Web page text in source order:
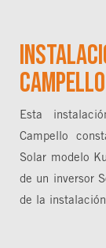
Campello
Esta
Campello
Solar modelo
de un inversor
de la